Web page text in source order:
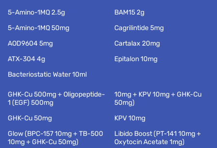
5-Amino-1MQ 2.5g
5-Amino-1MQ 50mg
AOD9604 5mg
ATX-304 4g
Bacteriostatic Water 10ml
BAM15 2g
Cagrilintide 5mg
Cartalax 20mg
Epitalon 10mg
GHK-Cu 500mg + Oligopeptide-
1 (EGF) 500mg
GHK-Cu 50mg
Glow (BPC-157 10mg + TB-500
10mg + GHK-Cu 50mg)
10mg + KPV 10mg + GHK-Cu
50mg)
KPV 10mg
Libido Boost (PT-141 10mg +
Oxytocin Acetate 1mg)